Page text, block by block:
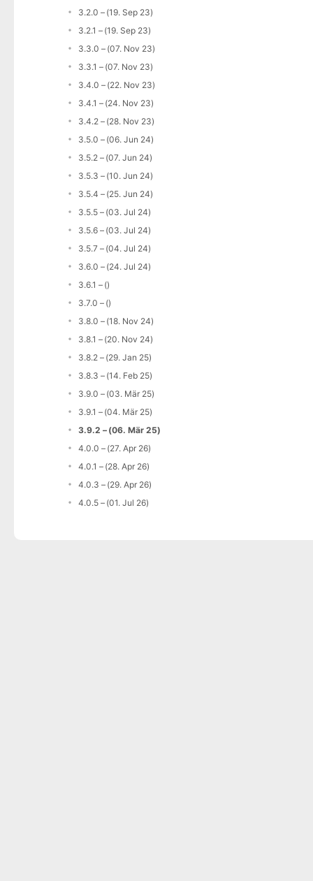
3.2.0 – (19. Sep 23)
3.2.1 – (19. Sep 23)
3.3.0 – (07. Nov 23)
3.3.1 – (07. Nov 23)
3.4.0 – (22. Nov 23)
3.4.1 – (24. Nov 23)
3.4.2 – (28. Nov 23)
3.5.0 – (06. Jun 24)
3.5.2 – (07. Jun 24)
3.5.3 – (10. Jun 24)
3.5.4 – (25. Jun 24)
3.5.5 – (03. Jul 24)
3.5.6 – (03. Jul 24)
3.5.7 – (04. Jul 24)
3.6.0 – (24. Jul 24)
3.6.1 – ()
3.7.0 – ()
3.8.0 – (18. Nov 24)
3.8.1 – (20. Nov 24)
3.8.2 – (29. Jan 25)
3.8.3 – (14. Feb 25)
3.9.0 – (03. Mär 25)
3.9.1 – (04. Mär 25)
3.9.2 – (06. Mär 25)
4.0.0 – (27. Apr 26)
4.0.1 – (28. Apr 26)
4.0.3 – (29. Apr 26)
4.0.5 – (01. Jul 26)